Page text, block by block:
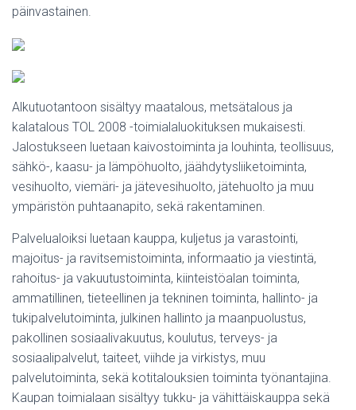
päinvastainen.
Alkutuotantoon sisältyy maatalous, metsätalous ja
kalatalous TOL 2008 -toimialaluokituksen mukaisesti.
Jalostukseen luetaan kaivostoiminta ja louhinta, teollisuus,
sähkö-, kaasu- ja lämpöhuolto, jäähdytysliiketoiminta,
vesihuolto, viemäri- ja jätevesihuolto, jätehuolto ja muu
ympäristön puhtaanapito, sekä rakentaminen.
Palvelualoiksi luetaan kauppa, kuljetus ja varastointi,
majoitus- ja ravitsemistoiminta, informaatio ja viestintä,
rahoitus- ja vakuutustoiminta, kiinteistöalan toiminta,
ammatillinen, tieteellinen ja tekninen toiminta, hallinto- ja
tukipalvelutoiminta, julkinen hallinto ja maanpuolustus,
pakollinen sosiaalivakuutus, koulutus, terveys- ja
sosiaalipalvelut, taiteet, viihde ja virkistys, muu
palvelutoiminta, sekä kotitalouksien toiminta työnantajina.
Kaupan toimialaan sisältyy tukku- ja vähittäiskauppa sekä